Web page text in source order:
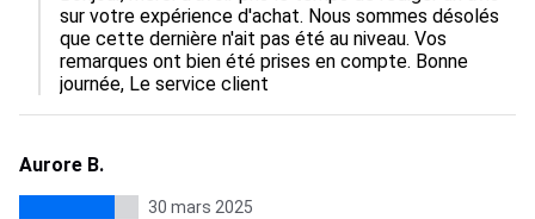
sur votre expérience d'achat. Nous sommes désolés
que cette dernière n'ait pas été au niveau. Vos
remarques ont bien été prises en compte. Bonne
journée, Le service client
Aurore B.
30 mars 2025